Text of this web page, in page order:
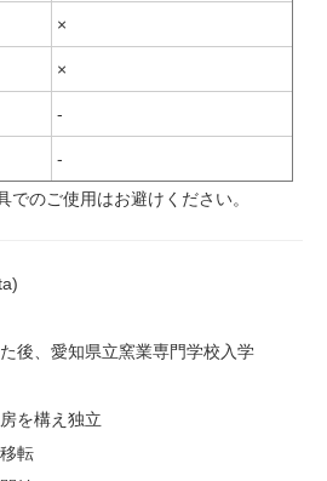
×
×
-
-
のご使用はお避けください。
後、愛知県立窯業専門学校入学
を構え独立
転